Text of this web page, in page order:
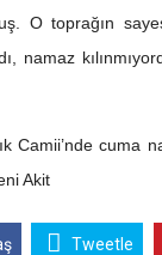
O toprağın
namaz
Camii’nde cuma
Akit
Tweetle